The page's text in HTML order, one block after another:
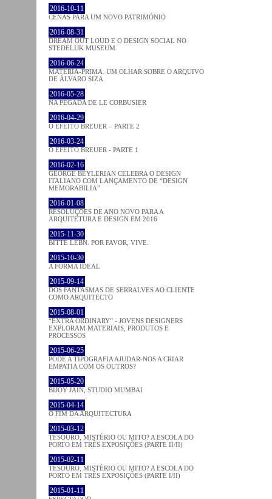
2016-10-11
CENAS PARA UM NOVO PATRIMÓNIO
2016-08-31
DREAM OUT LOUD E O DESIGN SOCIAL NO
STEDELIJK MUSEUM
2016-06-24
MATÉRIA-PRIMA. UM OLHAR SOBRE O ARQUIVO
DE ÁLVARO SIZA
2016-05-28
NA PEGADA DE LE CORBUSIER
2016-04-29
O EFEITO BREUER – PARTE 2
2016-03-24
O EFEITO BREUER - PARTE 1
2016-02-16
GEORGE BEYLERIAN CELEBRA O DESIGN
ITALIANO COM LANÇAMENTO DE “DESIGN
MEMORABILIA”
2016-01-08
RESOLUÇÕES DE ANO NOVO PARA A
ARQUITETURA E DESIGN EM 2016
2015-11-30
BITTE LEBN. POR FAVOR, VIVE.
2015-10-30
A FORMA IDEAL
2015-09-14
DOS FANTASMAS DE SERRALVES AO CLIENTE
COMO ARQUITECTO
2015-08-01
“EXTRA ORDINARY” - JOVENS DESIGNERS
EXPLORAM MATERIAIS, PRODUTOS E
PROCESSOS
2015-06-25
PODE A TIPOGRAFIA AJUDAR-NOS A CRIAR
EMPATIA COM OS OUTROS?
2015-05-20
BIJOY JAIN, STUDIO MUMBAI
2015-04-14
O FIM DA ARQUITECTURA
2015-03-12
TESOURO, MISTÉRIO OU MITO? A ESCOLA DO
PORTO EM TRÊS EXPOSIÇÕES (PARTE II/II)
2015-02-11
TESOURO, MISTÉRIO OU MITO? A ESCOLA DO
PORTO EM TRÊS EXPOSIÇÕES (PARTE I/II)
2015-01-11